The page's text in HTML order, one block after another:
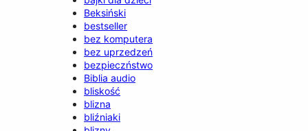
Beksiński
bestseller
bez komputera
bez uprzedzeń
bezpieczństwo
Biblia audio
bliskość
blizna
bliźniaki